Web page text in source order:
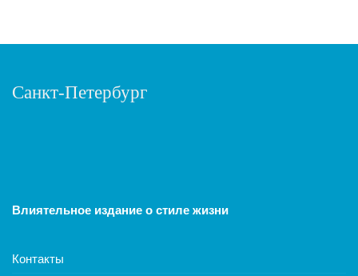
Санкт-Петербург
Влиятельное издание о стиле жизни
Контакты